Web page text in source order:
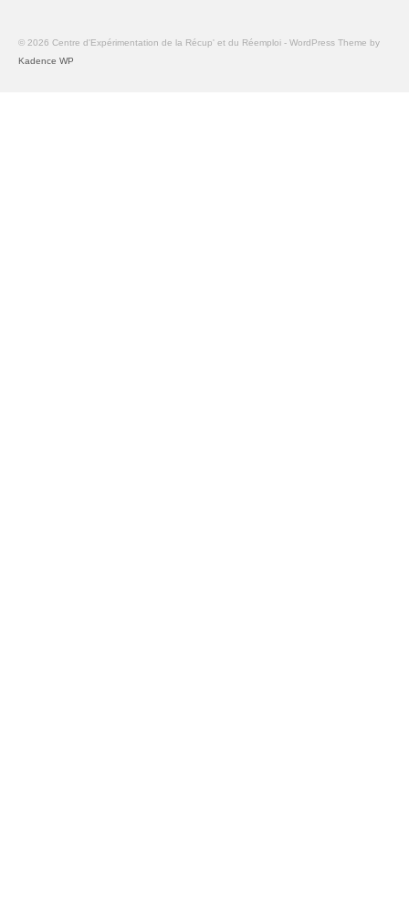
© 2026 Centre d'Expérimentation de la Récup' et du Réemploi - WordPress Theme by
Kadence WP